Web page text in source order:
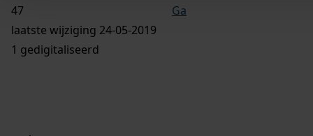
Ga
laatste wijziging 24-05-2019
1 gedigitaliseerd